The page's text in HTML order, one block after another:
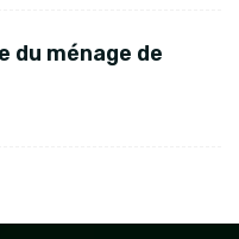
du ménage de